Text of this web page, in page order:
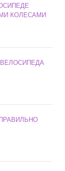
КОЛЕСАМИ